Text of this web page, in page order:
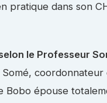
pratique dans son
le Professeur
coordonnateur
Bobo épouse